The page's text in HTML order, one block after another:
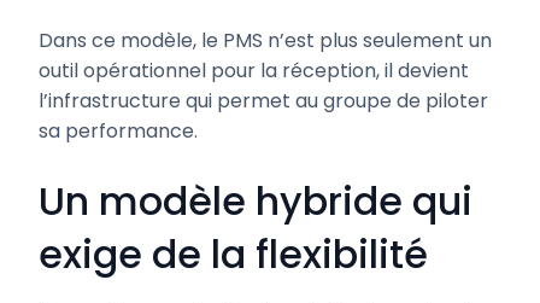
Dans ce modèle, le PMS n’est plus seulement un
outil opérationnel pour la réception, il devient
l’infrastructure qui permet au groupe de piloter
sa performance.
Un modèle hybride qui
exige de la flexibilité